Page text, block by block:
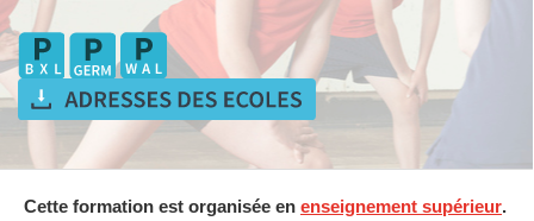
Cette formation est organisée en enseignement supérieur.